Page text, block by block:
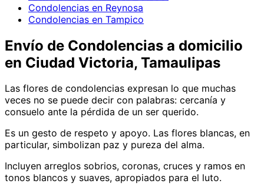
Condolencias en Reynosa
Condolencias en Tampico
Envío de Condolencias a domicilio
en Ciudad Victoria, Tamaulipas
Las flores de condolencias expresan lo que muchas
veces no se puede decir con palabras: cercanía y
consuelo ante la pérdida de un ser querido.
Es un gesto de respeto y apoyo. Las flores blancas, en
particular, simbolizan paz y pureza del alma.
Incluyen arreglos sobrios, coronas, cruces y ramos en
tonos blancos y suaves, apropiados para el luto.